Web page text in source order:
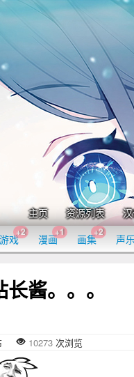
主页 资源列表
游戏
+2
漫画
+1
画集
+2
声
酱。。。
10273 次浏览